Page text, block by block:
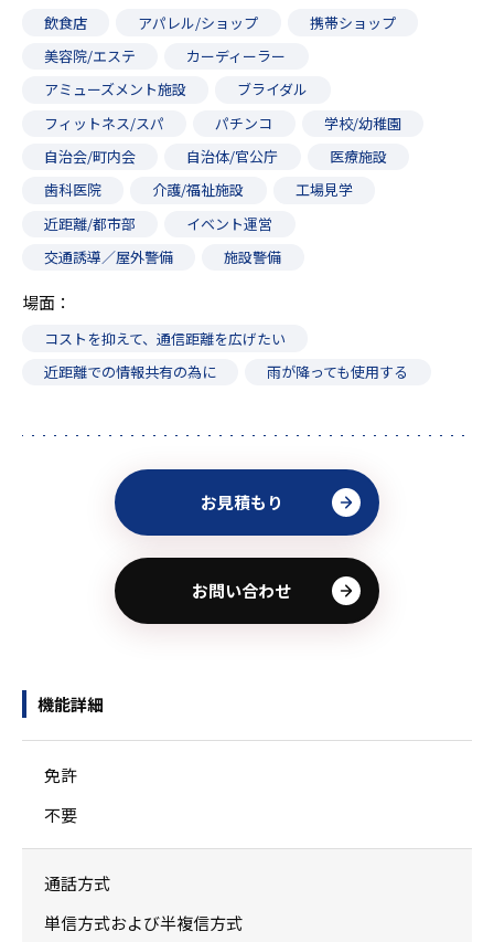
飲食店 アパレル/ショップ
携帯ショップ
美容院/エステ
カーディーラー
アミューズメント施設
ブライダル
フィットネス/スパ
パチンコ
学校/幼稚園
自治会/町内会
自治体/官公庁
医療施設
歯科医院
介護/福祉施設
工場見学
近距離/都市部
イベント運営
交通誘導／屋外警備
施設警備
場面
コストを抑えて、通信距離を広げたい
近距離での情報共有の為に
雨が降っても使用する
お見積もり
お問い合わせ
機能詳細
免許
不要
通話方式
単信方式および半複信方式